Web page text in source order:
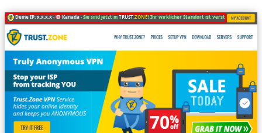
Deine IP: x.x.x.x · Kanada ·Sie sind jetzt inTRUST.ZONE! Ihr wirklicher Standort ist versteckt!